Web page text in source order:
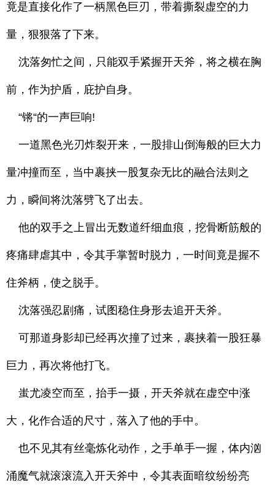
竟是直接化作了一柄黑色巨刃，带着撕裂虚空的力
量，狠狠落了下来。
沈落匆忙之间，只能双手紧握开天斧，将之横在胸
前，作为护盾，庇护自身。
“锵“的一声巨响!
一道黑色光刃炸裂开来，一股排山倒海般的巨大力
量冲撞而至，当中裹挟一股复杂无比的融合法则之
力，瞬间将沈落劈飞了出去。
他的双手之上冒出无数道纤细血痕，挖骨断筋般的
疼痛肆虐其中，令其手掌暂时脱力，一时间竟是握不
住斧柄，使之脱手。
沈落强忍剧痛，试图稳住身形去追开天斧。
可那道身影却已经再次撞了过来，裹挟着一股狂暴
巨力，再次将他打飞。
蚩尤凌空而至，抬手一摄，开天斧就在虚空中涨
大，化作合适的尺寸，落入了他的手中。
也不见其有丝毫炼化动作，之手单手一握，体内汹
涌魔气就滚滚流入开天斧中，令其表面暗纹纷纷亮